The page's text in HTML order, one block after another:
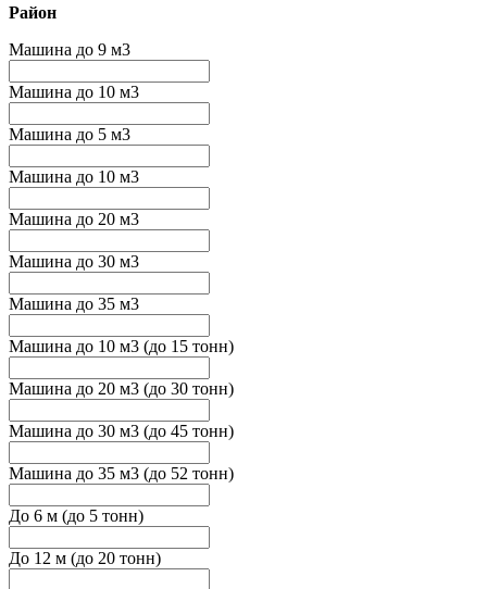
Район
Машина до 9 м3
Машина до 10 м3
Машина до 5 м3
Машина до 10 м3
Машина до 20 м3
Машина до 30 м3
Машина до 35 м3
Машина до 10 м3 (до 15 тонн)
Машина до 20 м3 (до 30 тонн)
Машина до 30 м3 (до 45 тонн)
Машина до 35 м3 (до 52 тонн)
До 6 м (до 5 тонн)
До 12 м (до 20 тонн)